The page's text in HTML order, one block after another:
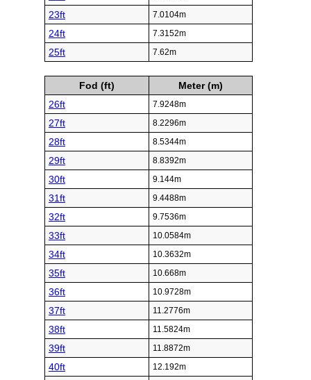
23ft 7.0104m
24ft 7.3152m
25ft 7.62m
Fod (ft)
Meter (m)
26ft
7.9248m
27ft 8.2296m
28ft 8.5344m
29ft 8.8392m
30ft 9.144m
31ft 9.4488m
32ft 9.7536m
33ft 10.0584m
34ft 10.3632m
35ft 10.668m
36ft 10.9728m
37ft 11.2776m
38ft 11.5824m
39ft 11.8872m
40ft 12.192m